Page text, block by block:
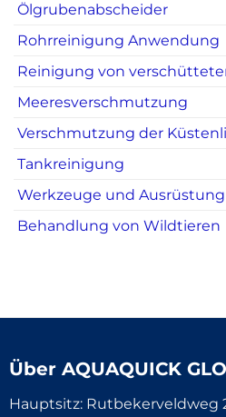
Ölgrubenabscheider
Rohrreinigung Anwendung
Reinigung von
Meeresverschmutzung
Verschmutzung der
Tankreinigung
Werkzeuge und Ausrüstung
Behandlung von Wildtieren
Über AQUAQUICK
Hauptsitz: Rutbekerveldweg